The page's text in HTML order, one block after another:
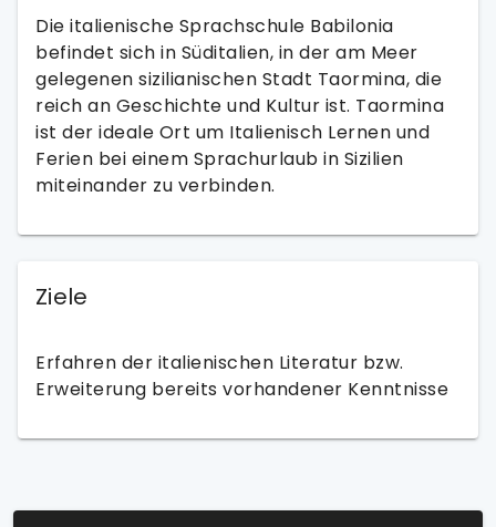
Die italienische Sprachschule Babilonia
befindet sich in Süditalien, in der am Meer
gelegenen sizilianischen Stadt Taormina, die
reich an Geschichte und Kultur ist. Taormina
ist der ideale Ort um Italienisch Lernen und
Ferien bei einem Sprachurlaub in Sizilien
miteinander zu verbinden.
Ziele
Erfahren der italienischen Literatur bzw.
Erweiterung bereits vorhandener Kenntnisse